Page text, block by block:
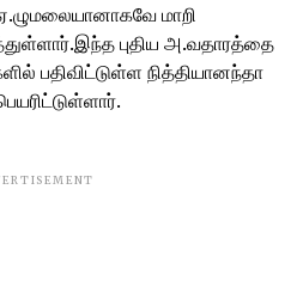
ஏ.ழுமலையானாகவே மாறி
புதிய அ.வதாரத்தை
பதிவிட்டுள்ள நித்தியானந்தா